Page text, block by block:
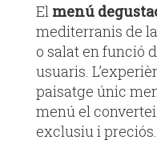
El menú
mediterranis de
o salat en funció
usuaris.
paisatge únic
menú el
exclusiu i preciós.